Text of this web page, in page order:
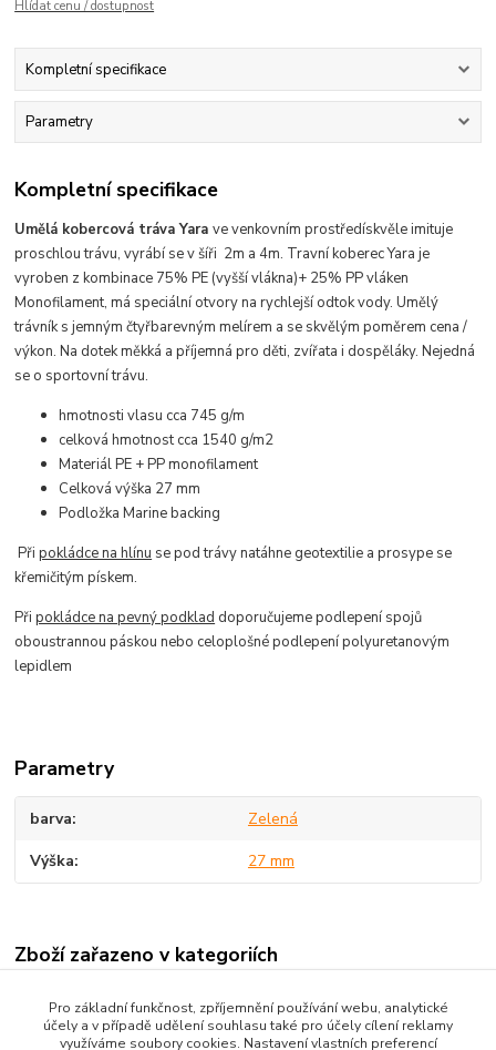
Hlídat cenu / dostupnost
Kompletní specifikace
Parametry
Kompletní specifikace
Umělá kobercová tráva Yarave venkovním prostředískvěle imituje
proschlou trávu, vyrábí se v šíři 2m a 4m. Travní koberec Yara je
vyroben z kombinace 75% PE (vyšší vlákna)+ 25% PP vláken
Monofilament, má speciální otvory na rychlejší odtok vody. Umělý
trávník s jemným čtyřbarevným melírem a se skvělým poměrem cena /
výkon. Na dotek měkká a příjemná pro děti, zvířata i dospěláky. Nejedná
se o sportovní trávu.
hmotnosti vlasu cca 745 g/m
celková hmotnost cca 1540 g/m2
Materiál PE + PP monofilament
Celková výška 27 mm
Podložka Marine backing
Připokládce na hlínu se pod trávy natáhne geotextilie a prosype se
křemičitým pískem.
Připokládce na pevný podklad doporučujeme podlepení spojů
oboustrannou páskou nebo celoplošné podlepení polyuretanovým
lepidlem
Parametry
barva Zelená
Výška 27 mm
Zboží zařazeno v kategoriích
Umělá tráva
Pro základní funkčnost, zpříjemnění používání webu, analytické
účely a v případě udělení souhlasu také pro účely cílení reklamy
využíváme soubory cookies. Nastavení vlastních preferencí